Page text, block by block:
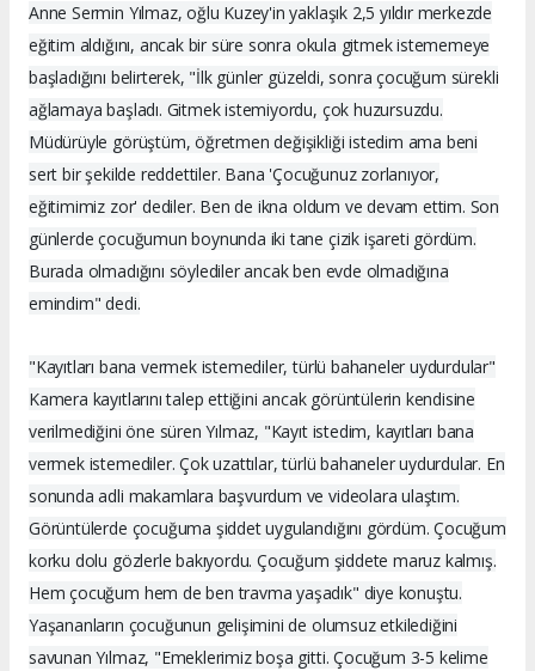
Anne Sermin Yılmaz, oğlu Kuzey'in yaklaşık 2,5 yıldır merkezde
eğitim aldığını, ancak bir süre sonra okula gitmek istememeye
başladığını belirterek, "İlk günler güzeldi, sonra çocuğum sürekli
ağlamaya başladı. Gitmek istemiyordu, çok huzursuzdu.
Müdürüyle görüştüm, öğretmen değişikliği istedim ama beni
sert bir şekilde reddettiler. Bana 'Çocuğunuz zorlanıyor,
eğitimimiz zor' dediler. Ben de ikna oldum ve devam ettim. Son
günlerde çocuğumun boynunda iki tane çizik işareti gördüm.
Burada olmadığını söylediler ancak ben evde olmadığına
emindim" dedi.
"Kayıtları bana vermek istemediler, türlü bahaneler uydurdular"
Kamera kayıtlarını talep ettiğini ancak görüntülerin kendisine
verilmediğini öne süren Yılmaz, "Kayıt istedim, kayıtları bana
vermek istemediler. Çok uzattılar, türlü bahaneler uydurdular. En
sonunda adli makamlara başvurdum ve videolara ulaştım.
Görüntülerde çocuğuma şiddet uygulandığını gördüm. Çocuğum
korku dolu gözlerle bakıyordu. Çocuğum şiddete maruz kalmış.
Hem çocuğum hem de ben travma yaşadık" diye konuştu.
Yaşananların çocuğunun gelişimini de olumsuz etkilediğini
savunan Yılmaz, "Emeklerimiz boşa gitti. Çocuğum 3-5 kelime